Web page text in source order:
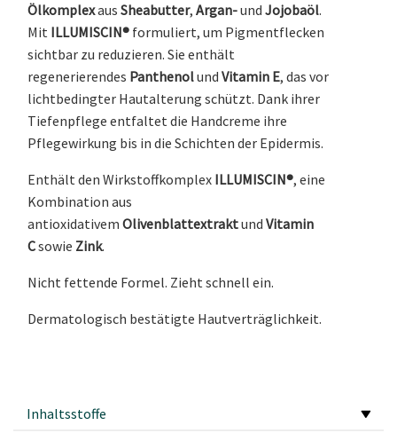
Ölkomplexaus Sheabutter, Argan-und Jojobaöl.
Mit ILLUMISCIN® formuliert, um Pigmentflecken
sichtbar zu reduzieren. Sie enthält
regenerierendes Panthenolund Vitamin E, das vor
lichtbedingter Hautalterung schützt. Dank ihrer
Tiefenpflege entfaltet die Handcreme ihre
Pflegewirkung bis in die Schichten der Epidermis.
Enthält den Wirkstoffkomplex ILLUMISCIN®, eine
Kombination aus
antioxidativem Olivenblattextraktund Vitamin
Csowie Zink.
Nicht fettende Formel. Zieht schnell ein.
Dermatologisch bestätigte Hautverträglichkeit.
Inhaltsstoffe